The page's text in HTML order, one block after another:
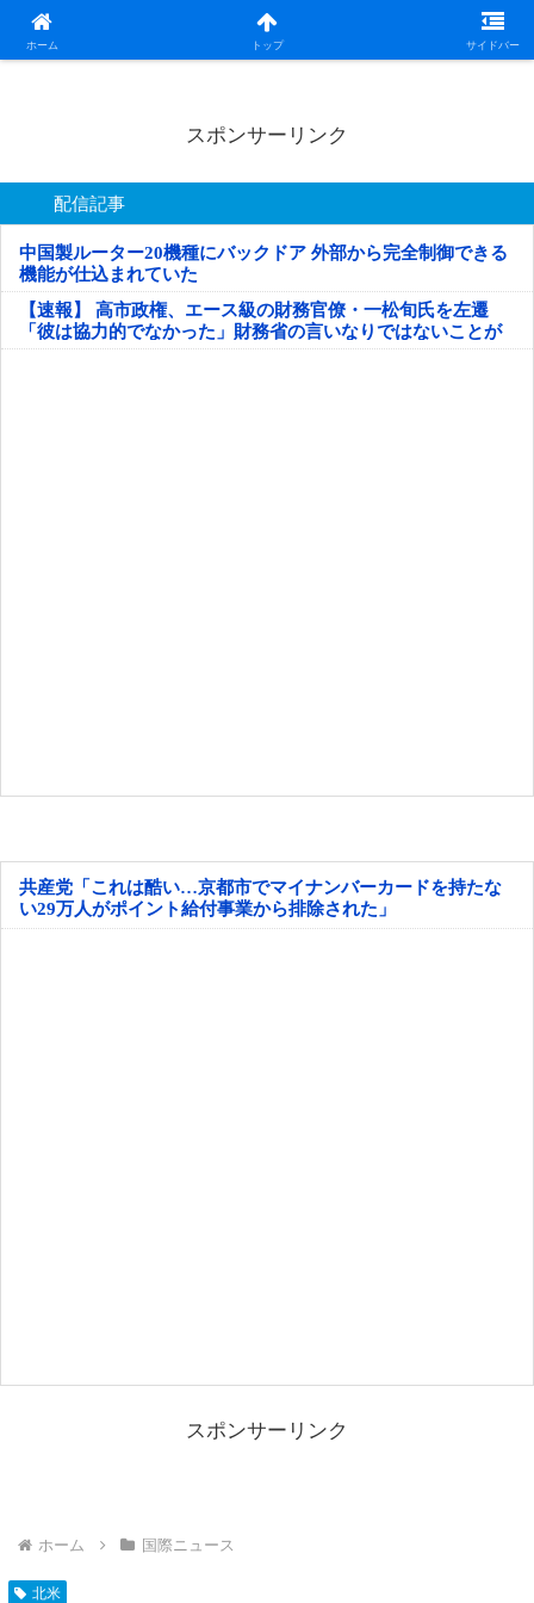
ホーム トップ サイドバー
日本第一！ニュース録
スポンサーリンク
配信記事
中国製ルーター20機種にバックドア 外部から完全制御できる
機能が仕込まれていた
【速報】 高市政権、エース級の財務官僚・一松旬氏を左遷
「彼は協力的でなかった」財務省の言いなりではないことが
判明
共産党「これは酷い…京都市でマイナンバーカードを持たな
い29万人がポイント給付事業から排除された」
スポンサーリンク
ホーム 国際ニュース
北米